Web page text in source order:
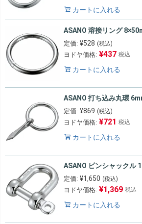
カートに入れる
ASANO 溶接リング
定価: ¥528 (税込)
ヨドヤ価格: ¥437 税込
カートに入れる
ASANO 打ち込み丸環
定価: ¥869 (税込)
ヨドヤ価格: ¥721 税込
カートに入れる
ASANO ピンシャックル
定価: ¥1,650 (税込)
ヨドヤ価格: ¥1,369 税込
カートに入れる